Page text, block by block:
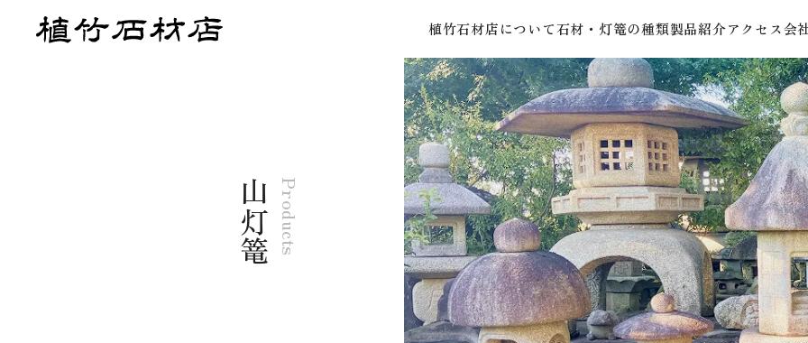
植竹石材店について石材・灯篭の種類製品紹介アクセス会
Products
山灯篭